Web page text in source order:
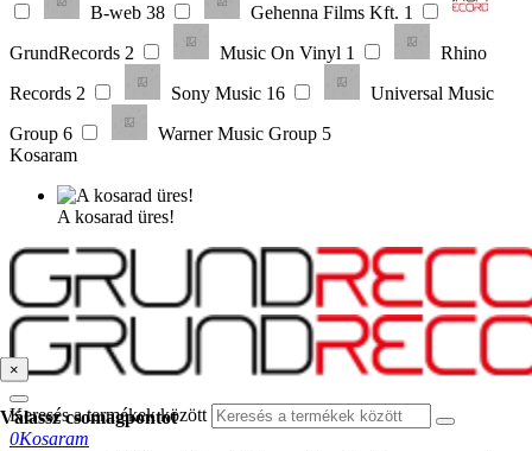
B-web 38 Gehenna Films Kft. 1
GrundRecords 2 Music On Vinyl 1
Rhino
Records 2 Sony Music 16
Universal Music
Group 6 Warner Music Group 5
Kosaram
A kosarad üres!
Keresés a termékek között
0Kosaram
×
Válassz csomagpontot